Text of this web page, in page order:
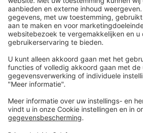
Over Dräger
Bestellen in onze webshop
Community